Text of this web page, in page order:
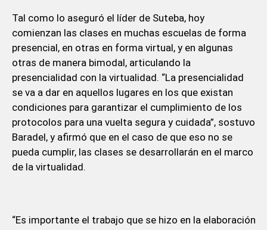
Tal como lo aseguró el líder de Suteba, hoy
comienzan las clases en muchas escuelas de forma
presencial, en otras en forma virtual, y en algunas
otras de manera bimodal, articulando la
presencialidad con la virtualidad. “La presencialidad
se va a dar en aquellos lugares en los que existan
condiciones para garantizar el cumplimiento de los
protocolos para una vuelta segura y cuidada”, sostuvo
Baradel, y afirmó que en el caso de que eso no se
pueda cumplir, las clases se desarrollarán en el marco
de la virtualidad.
“Es importante el trabajo que se hizo en la elaboración